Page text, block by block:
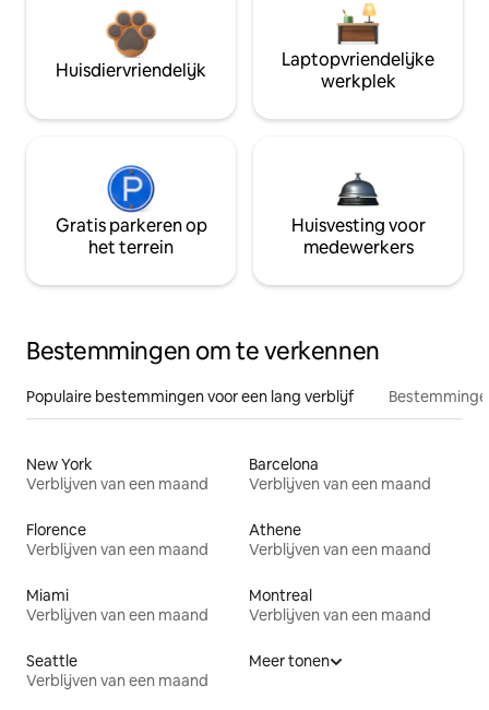
Huisdiervriendelijk
Laptopvriendelijke
werkplek
Gratis parkeren op
het terrein
Huisvesting voor
medewerkers
Bestemmingen om te verkennen
Populaire bestemmingen voor een lang verblijf
New York
Verblijven van een maand
Barcelona
Verblijven van een maand
Florence
Verblijven van een maand
Athene
Verblijven van een maand
Miami
Verblijven van een maand
Montreal
Verblijven van een maand
Seattle
Verblijven van een maand
Meer tonen